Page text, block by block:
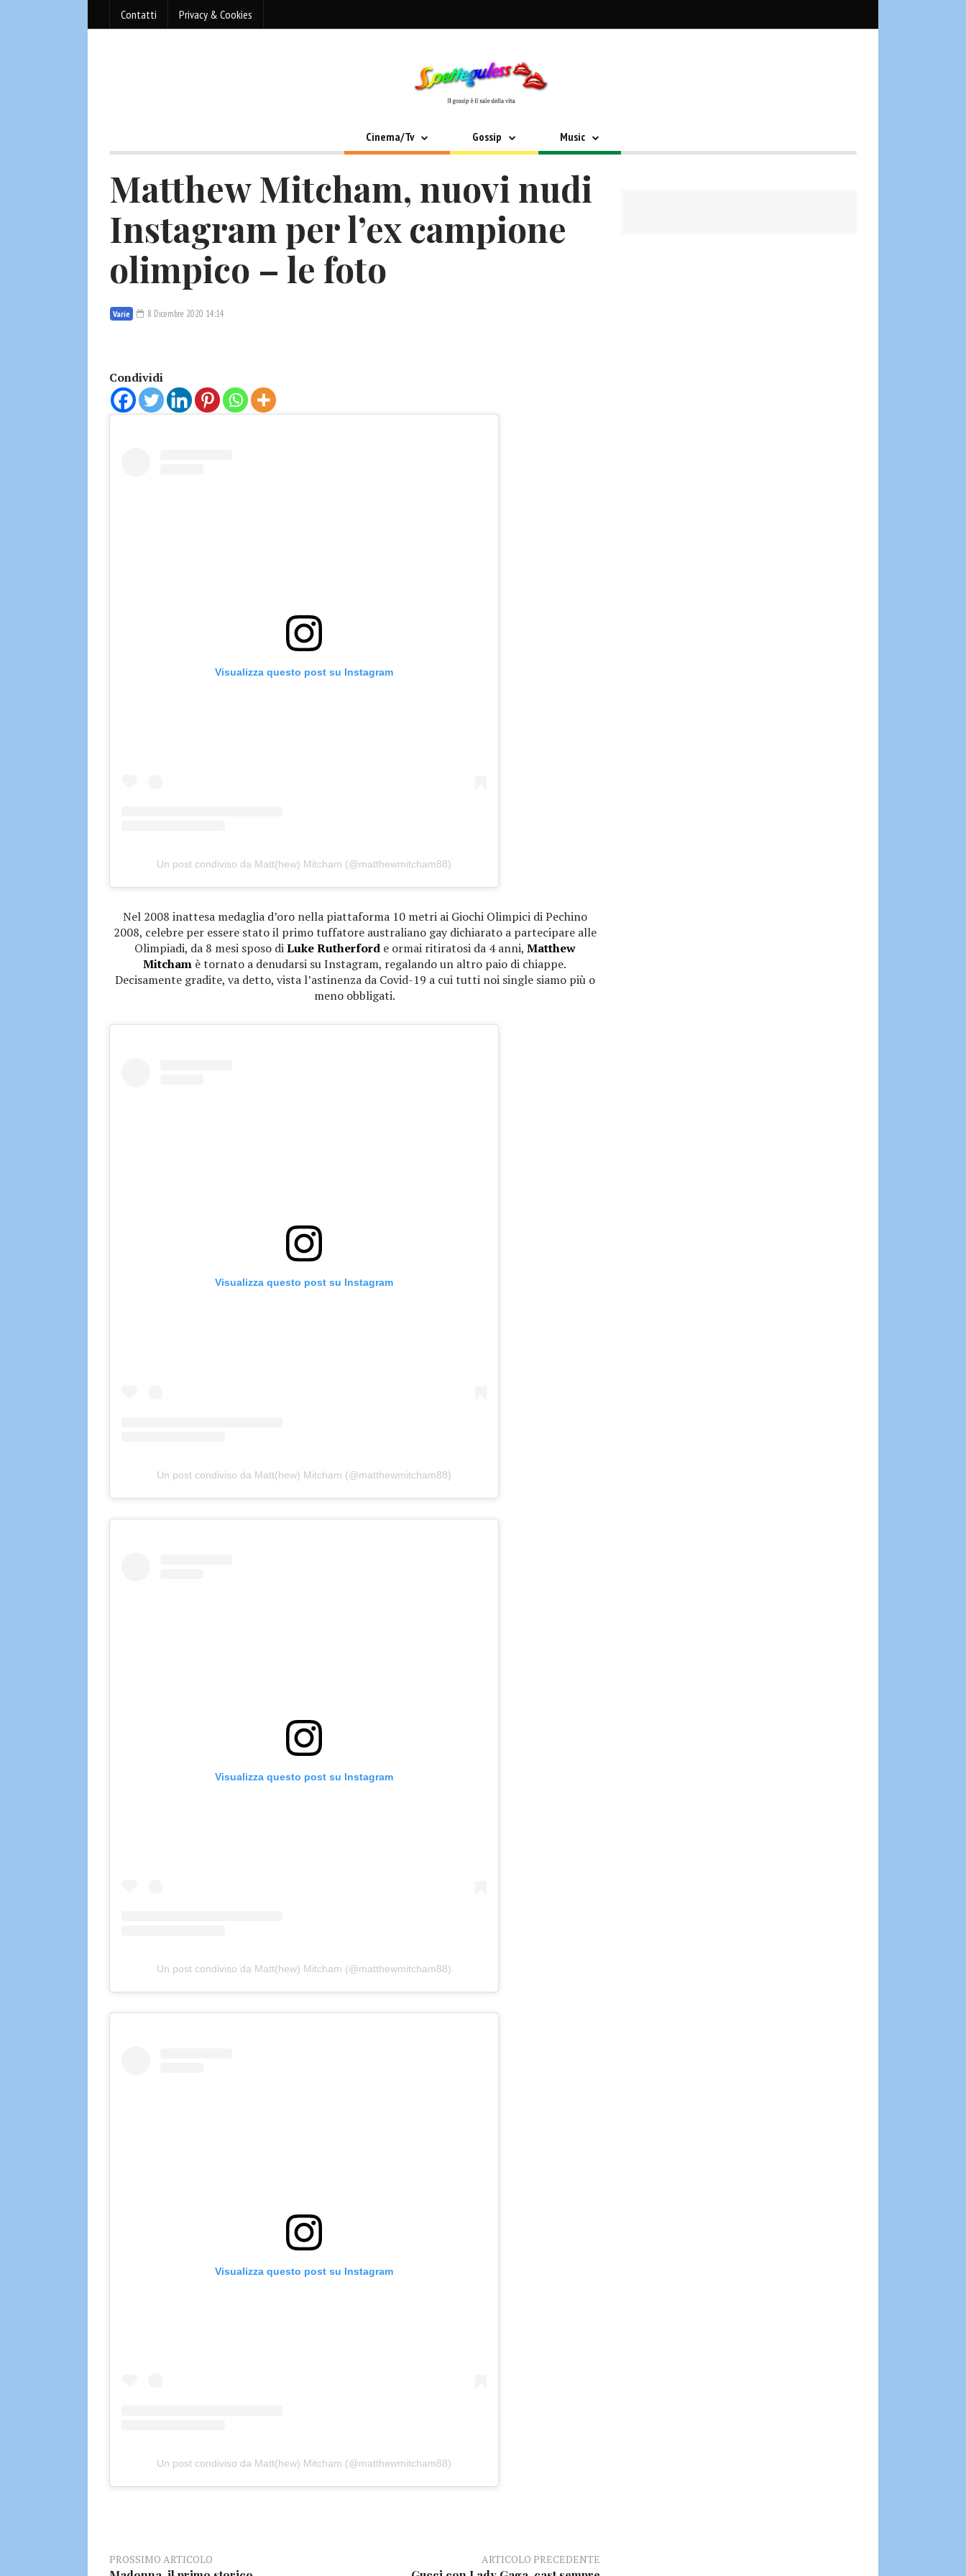
Contatti Privacy & Cookies
Cinema/Tv Gossip Music
Matthew Mitcham, nuovi nudi
Instagram per l’ex campione
olimpico – le foto
Varie 8 Dicembre 2020 14:14
Condividi
Visualizza questo post su Instagram
Un post condiviso da Matt(hew) Mitcham (@matthewmitcham88)
Nel 2008 inattesa medaglia d’oro nella piattaforma 10 metri ai Giochi Olimpici di Pechino
2008, celebre per essere stato il primo tuffatore australiano gay dichiarato a partecipare alle
Olimpiadi, da 8 mesi sposo diLuke Rutherforde ormai ritiratosi da 4 anni, Matthew
Mitcham è tornato a denudarsi su Instagram, regalando un altro paio di chiappe.
Decisamente gradite, va detto, vista l’astinenza da Covid-19 a cui tutti noi single siamo più o
meno obbligati.
Visualizza questo post su Instagram
Un post condiviso da Matt(hew) Mitcham (@matthewmitcham88)
Visualizza questo post su Instagram
Un post condiviso da Matt(hew) Mitcham (@matthewmitcham88)
Visualizza questo post su Instagram
Un post condiviso da Matt(hew) Mitcham (@matthewmitcham88)
PROSSIMO ARTICOLO ARTICOLO PRECEDENTE